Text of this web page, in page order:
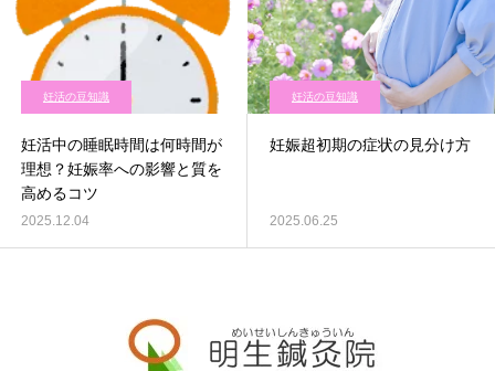
妊活の豆知識
妊活中の睡眠時間は何時間が
理想？妊娠率への影響と質を
高めるコツ
2025.12.04
妊活の豆知識
妊娠超初期の症状の見分け方
2025.06.25